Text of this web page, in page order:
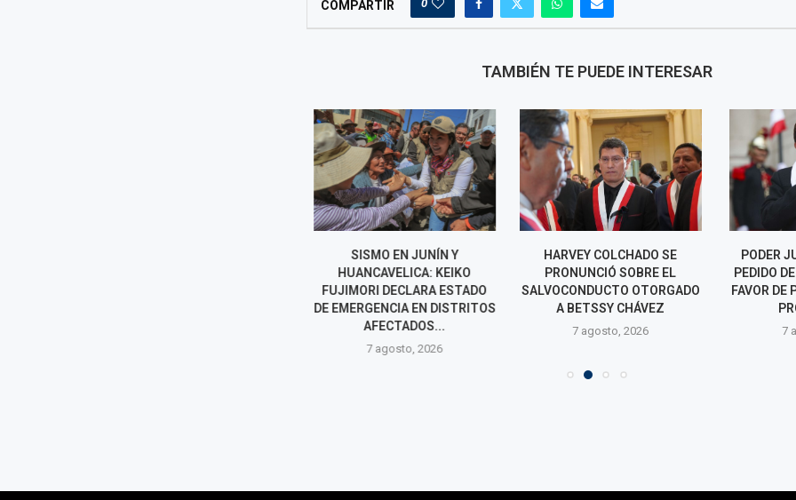
COMPARTIR 0
TAMBIÉN TE PUEDE INTERESAR
SISMO EN JUNÍN Y
HUANCAVELICA: KEIKO
FUJIMORI DECLARA ESTADO
DE EMERGENCIA EN DISTRITOS
AFECTADOS...
7 agosto, 2026
HARVEY COLCHADO SE
PRONUNCIÓ SOBRE EL
SALVOCONDUCTO OTORGADO
A BETSSY CHÁVEZ
7 agosto, 2026
PODER
PEDIDO DE
FAVOR DE
7